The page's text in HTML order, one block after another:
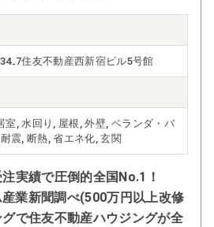
住友不動産西新宿ビル5号館
室, 水回り, 屋根, 外壁, ベランダ・バ
震, 断熱, 省エネ化, 玄関
実績で圧倒的全国No.1！
業新聞調べ(500万円以上改修
で住友不動産ハウジングが全